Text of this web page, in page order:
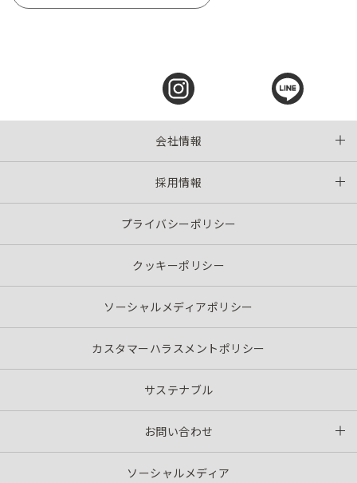
会社情報
採用情報
プライバシーポリシー
クッキーポリシー
ソーシャルメディアポリシー
カスタマーハラスメントポリシー
サステナブル
お問い合わせ
ソーシャルメディア